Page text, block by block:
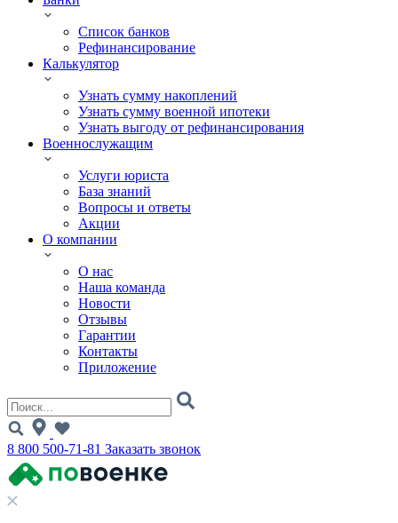
Список банков
Рефинансирование
Калькулятор
Узнать сумму накоплений
Узнать сумму военной ипотеки
Узнать выгоду от рефинансирования
Военнослужащим
Услуги юриста
База знаний
Вопросы и ответы
Акции
О компании
О нас
Наша команда
Новости
Отзывы
Гарантии
Контакты
Приложение
8 800 500-71-81 Заказать звонок